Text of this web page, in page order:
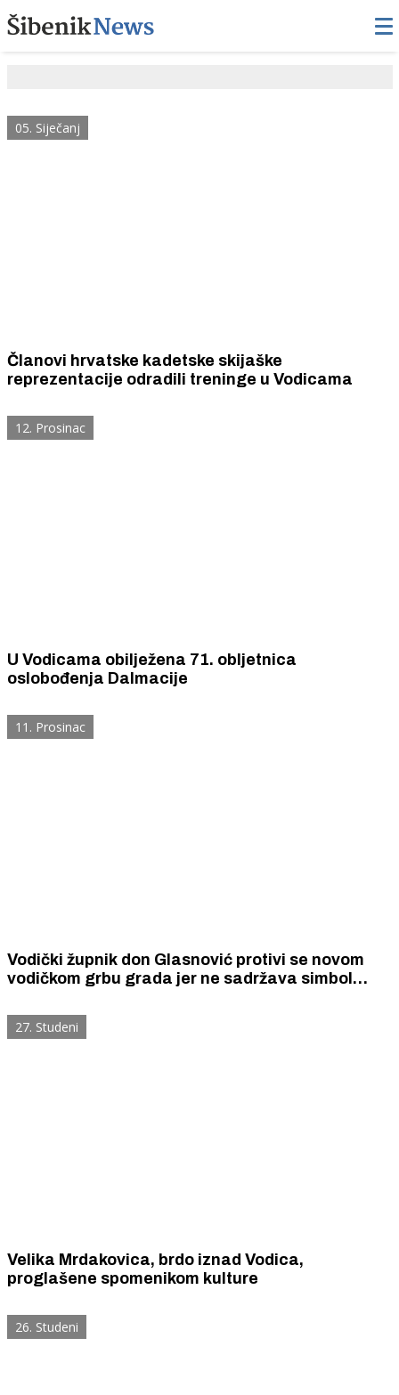
05. Siječanj
Članovi hrvatske kadetske skijaške
reprezentacije odradili treninge u Vodicama
12. Prosinac
U Vodicama obilježena 71. obljetnica
oslobođenja Dalmacije
11. Prosinac
Vodički župnik don Glasnović protivi se novom
vodičkom grbu grada jer ne sadržava simbol
27. Studeni
Velika Mrdakovica, brdo iznad Vodica,
proglašene spomenikom kulture
26. Studeni